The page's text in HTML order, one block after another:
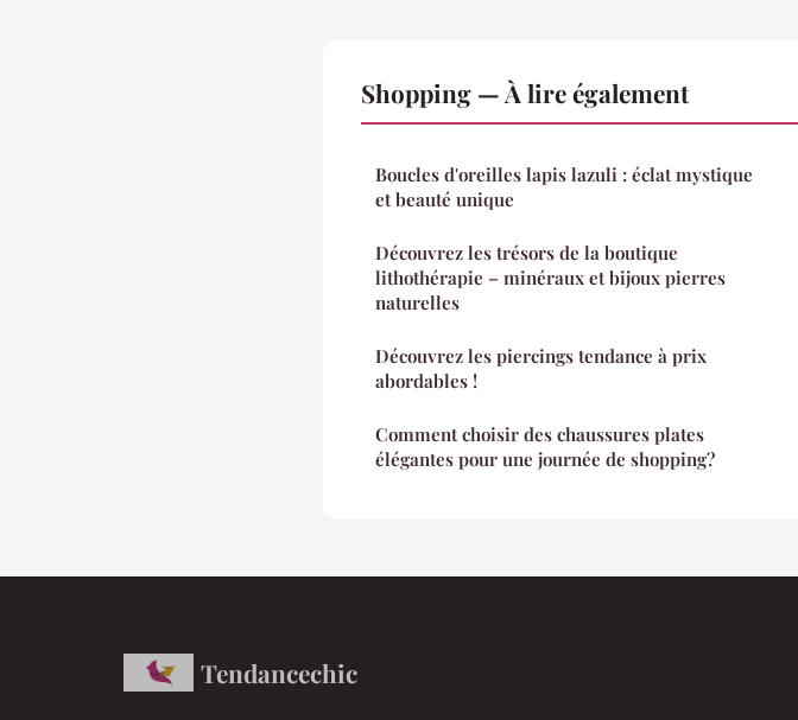
Shopping — À lire également
Boucles d'oreilles lapis lazuli : éclat mystique
et beauté unique
Découvrez les trésors de la boutique
lithothérapie – minéraux et bijoux pierres
naturelles
Découvrez les piercings tendance à prix
abordables !
Comment choisir des chaussures plates
élégantes pour une journée de shopping?
Tendancechic